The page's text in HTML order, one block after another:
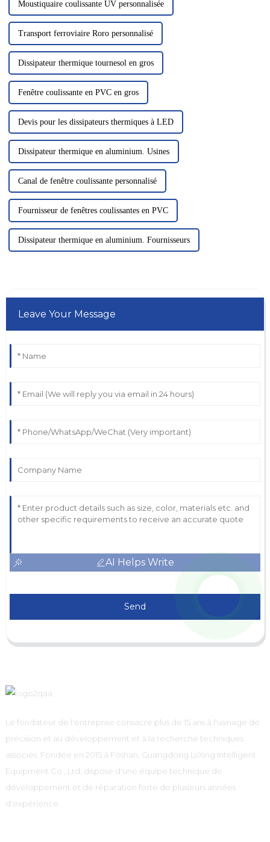
Moustiquaire coulissante UV personnalisée
Transport ferroviaire Roro personnalisé
Dissipateur thermique tournesol en gros
Fenêtre coulissante en PVC en gros
Devis pour les dissipateurs thermiques à LED
Dissipateur thermique en aluminium. Usines
Canal de fenêtre coulissante personnalisé
Fournisseur de fenêtres coulissantes en PVC
Dissipateur thermique en aluminium. Fournisseurs
Leave Your Message
AI Helps Write
Send
Le fondateur de l'entreprise consacre plus de 15 ans à l'usinage de
précision et au développement et à la recherche techniques
associés. Fondée en 2015 à Foshan, Guangdong LvXing Intelligent
Equipment Co., Ltd. dispose d'une équipe technique de
développement et de réparation forte de plusieurs années
d'expérience.